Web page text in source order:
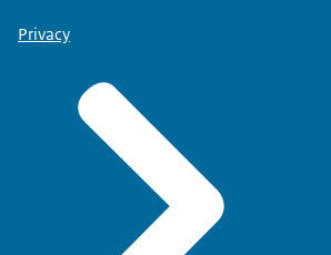
Privacy